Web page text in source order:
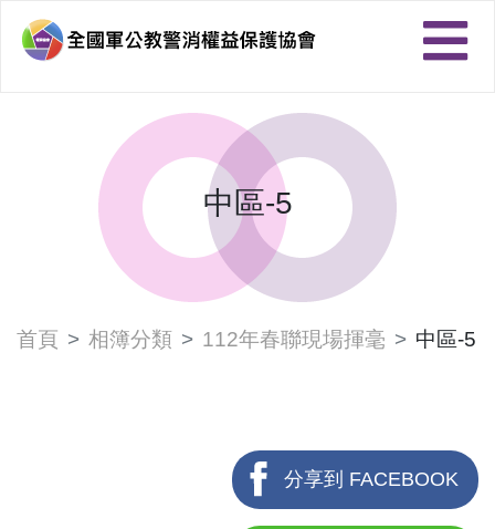
中區-5
首頁 相簿分類 112年春聯現場揮毫 中區-5
分享到 FACEBOOK